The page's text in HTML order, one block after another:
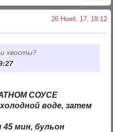
26 Нояб. 17, 19:12
хвосты?
СОУСЕ
воде, затем
45 мин, бульон